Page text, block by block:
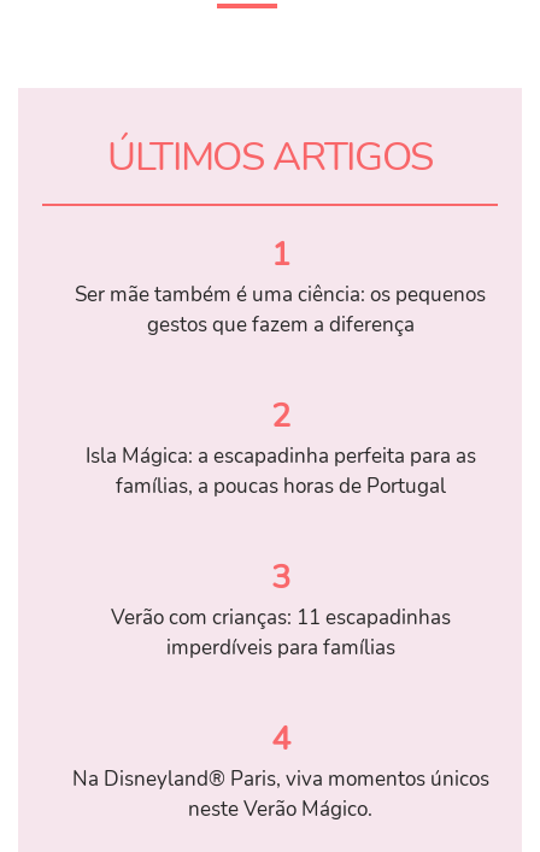
ÚLTIMOS ARTIGOS
1
Ser mãe também é uma ciência: os pequenos
gestos que fazem a diferença
2
Isla Mágica: a escapadinha perfeita para as
famílias, a poucas horas de Portugal
3
Verão com crianças: 11 escapadinhas
imperdíveis para famílias
4
Na Disneyland® Paris, viva momentos únicos
neste Verão Mágico.